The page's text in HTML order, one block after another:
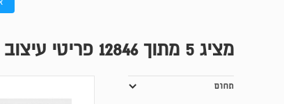
מציג 5 מתוך 12846 פריטי עיצוב
תחום